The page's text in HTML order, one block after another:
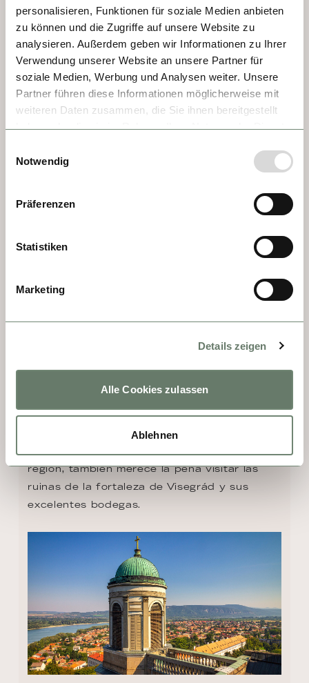
personalisieren, Funktionen für soziale Medien anbieten
zu können und die Zugriffe auf unsere Website zu
analysieren. Außerdem geben wir Informationen zu Ihrer
Verwendung unserer Website an unsere Partner für
soziale Medien, Werbung und Analysen weiter. Unsere
Partner führen diese Informationen möglicherweise mit
weiteren Daten zusammen, die Sie ihnen bereitgestellt
haben oder die sie im Rahmen Ihrer Nutzung der Dienste
Notwendig
Präferenzen
Statistiken
Marketing
Details zeigen
Alle Cookies zulassen
Ablehnen
carruajes cruzan plazas que respiran
historia y refinamiento.
DÍA 6 - ESZTERGOM
La basílica de Esztergom es la iglesia más
católica húngara. Su Tesoro de la Catedral,
inaugurado en 1886 para conservar y
artístico e histórico. Entre ellas destaca el
Calvario del Rey Matías, una cruz de oro de
más de cinco kilos procedente de Francia,
región, también merece la pena visitar las
ruinas de la fortaleza de Visegrád y sus
excelentes bodegas.